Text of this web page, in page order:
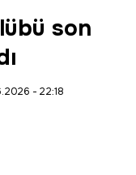
son
- 22:18